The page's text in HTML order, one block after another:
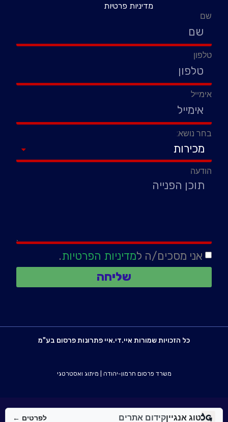
מדיניות פרטיות
שם
טלפון
אימייל
בחר נושא:
הודעה
אני מסכים/ה למדיניות הפרטיות.
שליחה
כל הזכויות שמורות איי.די.איי פתרונות פרסום בע"מ
משרד פרסום חרמון-יהודה מיתוג ואסטרטגי
טוג אנגייןקידום אתרים לפרטים ←